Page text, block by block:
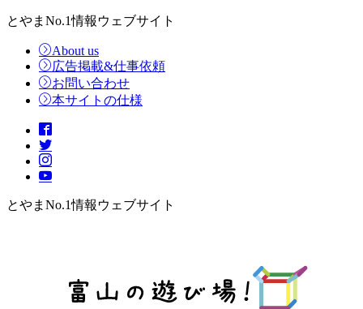
とやまNo.1情報ウェブサイト
About us
広告掲載&仕事依頼
お問い合わせ
本サイトの仕様
とやまNo.1情報ウェブサイト